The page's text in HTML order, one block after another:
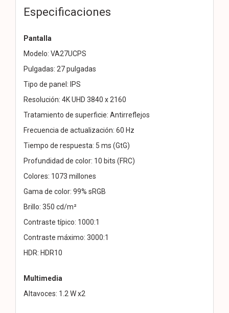
Especificaciones
Pantalla
Modelo: VA27UCPS
Pulgadas: 27 pulgadas
Tipo de panel: IPS
Resolución: 4K UHD 3840 x 2160
Tratamiento de superficie: Antirreflejos
Frecuencia de actualización: 60 Hz
Tiempo de respuesta: 5 ms (GtG)
Profundidad de color: 10 bits (FRC)
Colores: 1073 millones
Gama de color: 99% sRGB
Brillo: 350 cd/m²
Contraste típico: 1000:1
Contraste máximo: 3000:1
HDR: HDR10
Multimedia
Altavoces: 1.2 W x2